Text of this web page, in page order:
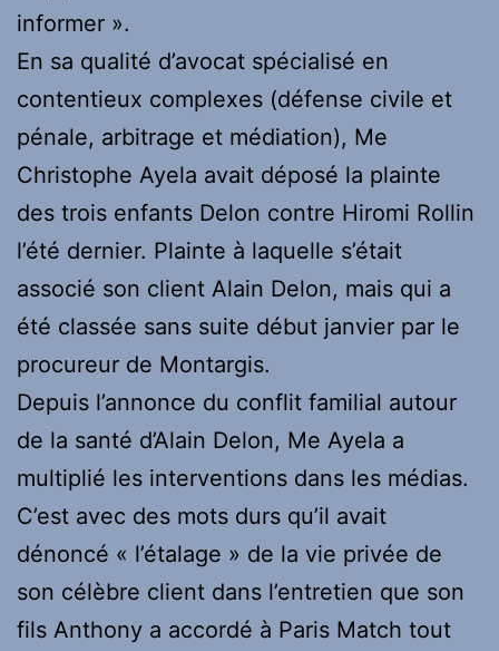
informer ».
En sa qualité d’avocat spécialisé en
contentieux complexes (défense civile et
pénale, arbitrage et médiation), Me
Christophe Ayela avait déposé la plainte
des trois enfants Delon contre Hiromi Rollin
l’été dernier. Plainte à laquelle s’était
associé son client Alain Delon, mais qui a
été classée sans suite début janvier par le
procureur de Montargis.
Depuis l’annonce du conflit familial autour
de la santé d’Alain Delon, Me Ayela a
multiplié les interventions dans les médias.
C’est avec des mots durs qu’il avait
dénoncé « l’étalage » de la vie privée de
son célèbre client dans l’entretien que son
fils Anthony a accordé à Paris Match tout